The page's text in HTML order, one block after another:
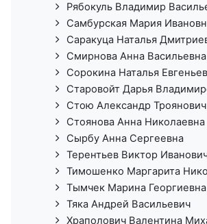
Рябокуль Владимир
Самбурская Мария
Саракуца Наталья
Смирнова Анна Васильевна
Сорокина Наталья
Старовойт Дарья
Стою Александр Троянович
Стоянова Анна Николаевна
Сырбу Анна Сергеевна
Терентьев Виктор
Тимошенко Маргарита
Тымчек Марина Георгиевна
Тяка Андрей Васильевич
Храполович Валентина